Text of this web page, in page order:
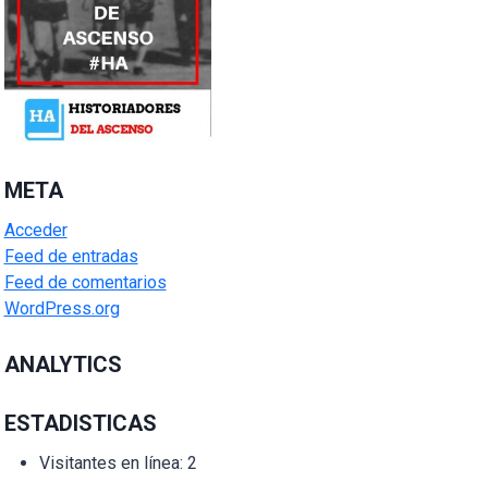
META
Acceder
Feed de entradas
Feed de comentarios
WordPress.org
ANALYTICS
ESTADISTICAS
Visitantes en línea: 2